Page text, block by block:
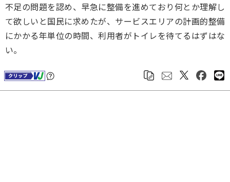
不足の問題を認め、早急に整備を進めており何とか理解し
て欲しいと国民に求めたが、サービスエリアの計画的整備
にかかる年単位の時間、利用者がトイレを待てるはずはな
い。